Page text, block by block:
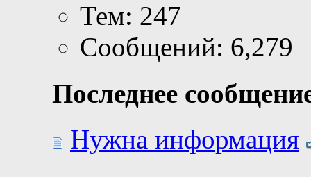
Тем: 247
Сообщений: 6,279
Последнее
Нужна информация